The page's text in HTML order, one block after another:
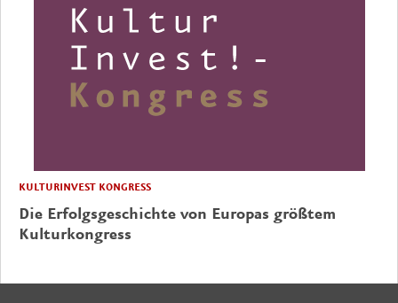
KULTURINVEST KONGRESS
Die Erfolgsgeschichte von Europas größtem
Kulturkongress